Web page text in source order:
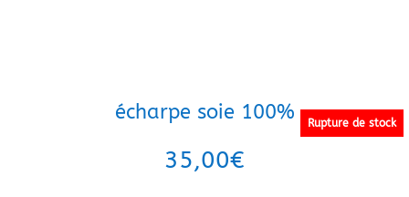
écharpe soie 100%
35,00€
Rupture de stock